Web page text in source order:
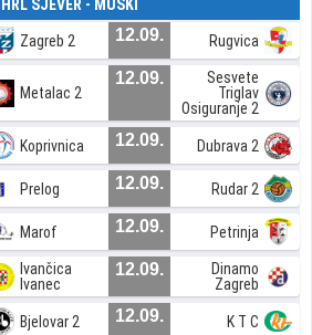
SJEVER - MUŠKI
Zagreb 2 12.09. Rugvica
Metalac 2
12.09.
Sesvete
Triglav
Osiguranje 2
Koprivnica 12.09. Dubrava 2
Prelog 12.09. Rudar 2
Marof 12.09. Petrinja
Ivančica
Ivanec
12.09.
Dinamo
Zagreb
Bjelovar 2 12.09. K T C